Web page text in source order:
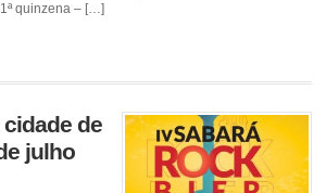
quinzena – […]
de
julho